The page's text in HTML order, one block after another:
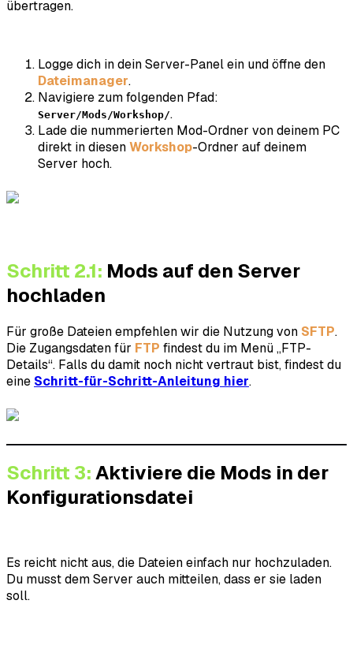
übertragen.
Logge dich in dein Server-Panel ein und öffne den
Dateimanager.
Navigiere zum folgenden Pfad:
Server/Mods/Workshop/.
Lade die nummerierten Mod-Ordner von deinem PC
direkt in diesenWorkshop-Ordner auf deinem
Server hoch.
Schritt 2.1: Mods auf den Server
hochladen
Für große Dateien empfehlen wir die Nutzung von SFTP.
Die Zugangsdaten für FTP findest du im Menü „FTP-
Details“. Falls du damit noch nicht vertraut bist, findest du
eine Schritt-für-Schritt-Anleitung hier.
Schritt 3:Aktiviere die Mods in der
Konfigurationsdatei
Es reicht nicht aus, die Dateien einfach nur hochzuladen.
Du musst dem Server auch mitteilen, dass er sie laden
soll.